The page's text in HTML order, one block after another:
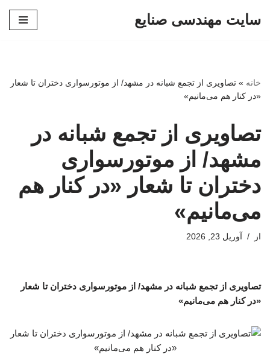
سایت مهندسی صنایع
خانه » تصاویری از تجمع شبانه در مشهد/ از موتورسواری دختران تا شعار
«در کنار هم می‌مانیم»
تصاویری از تجمع شبانه در
مشهد/ از موتورسواری
دختران تا شعار «در کنار هم
می‌مانیم»
از آوریل 23, 2026
تصاویری از تجمع شبانه در مشهد/ از موتورسواری دختران تا شعار
«در کنار هم می‌مانیم»